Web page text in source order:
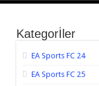
Kategorİler
EA Sports FC 24
EA Sports FC 25